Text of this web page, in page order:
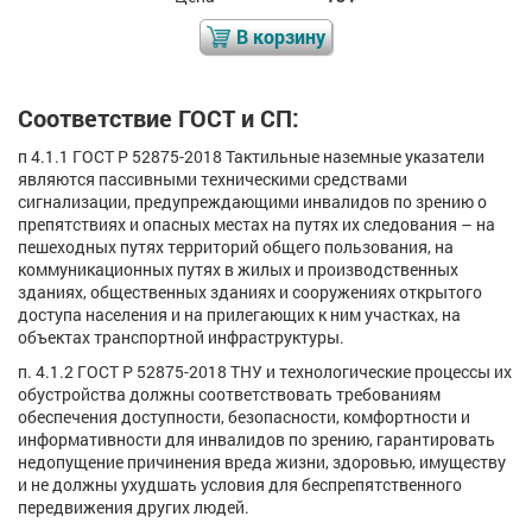
В корзину
Соответствие ГОСТ и СП:
п 4.1.1 ГОСТ Р 52875-2018 Тактильные наземные указатели
являются пассивными техническими средствами
сигнализации, предупреждающими инвалидов по зрению о
препятствиях и опасных местах на путях их следования – на
пешеходных путях территорий общего пользования, на
коммуникационных путях в жилых и производственных
зданиях, общественных зданиях и сооружениях открытого
доступа населения и на прилегающих к ним участках, на
объектах транспортной инфраструктуры.
п. 4.1.2 ГОСТ Р 52875-2018 ТНУ и технологические процессы их
обустройства должны соответствовать требованиям
обеспечения доступности, безопасности, комфортности и
информативности для инвалидов по зрению, гарантировать
недопущение причинения вреда жизни, здоровью, имуществу
и не должны ухудшать условия для беспрепятственного
передвижения других людей.